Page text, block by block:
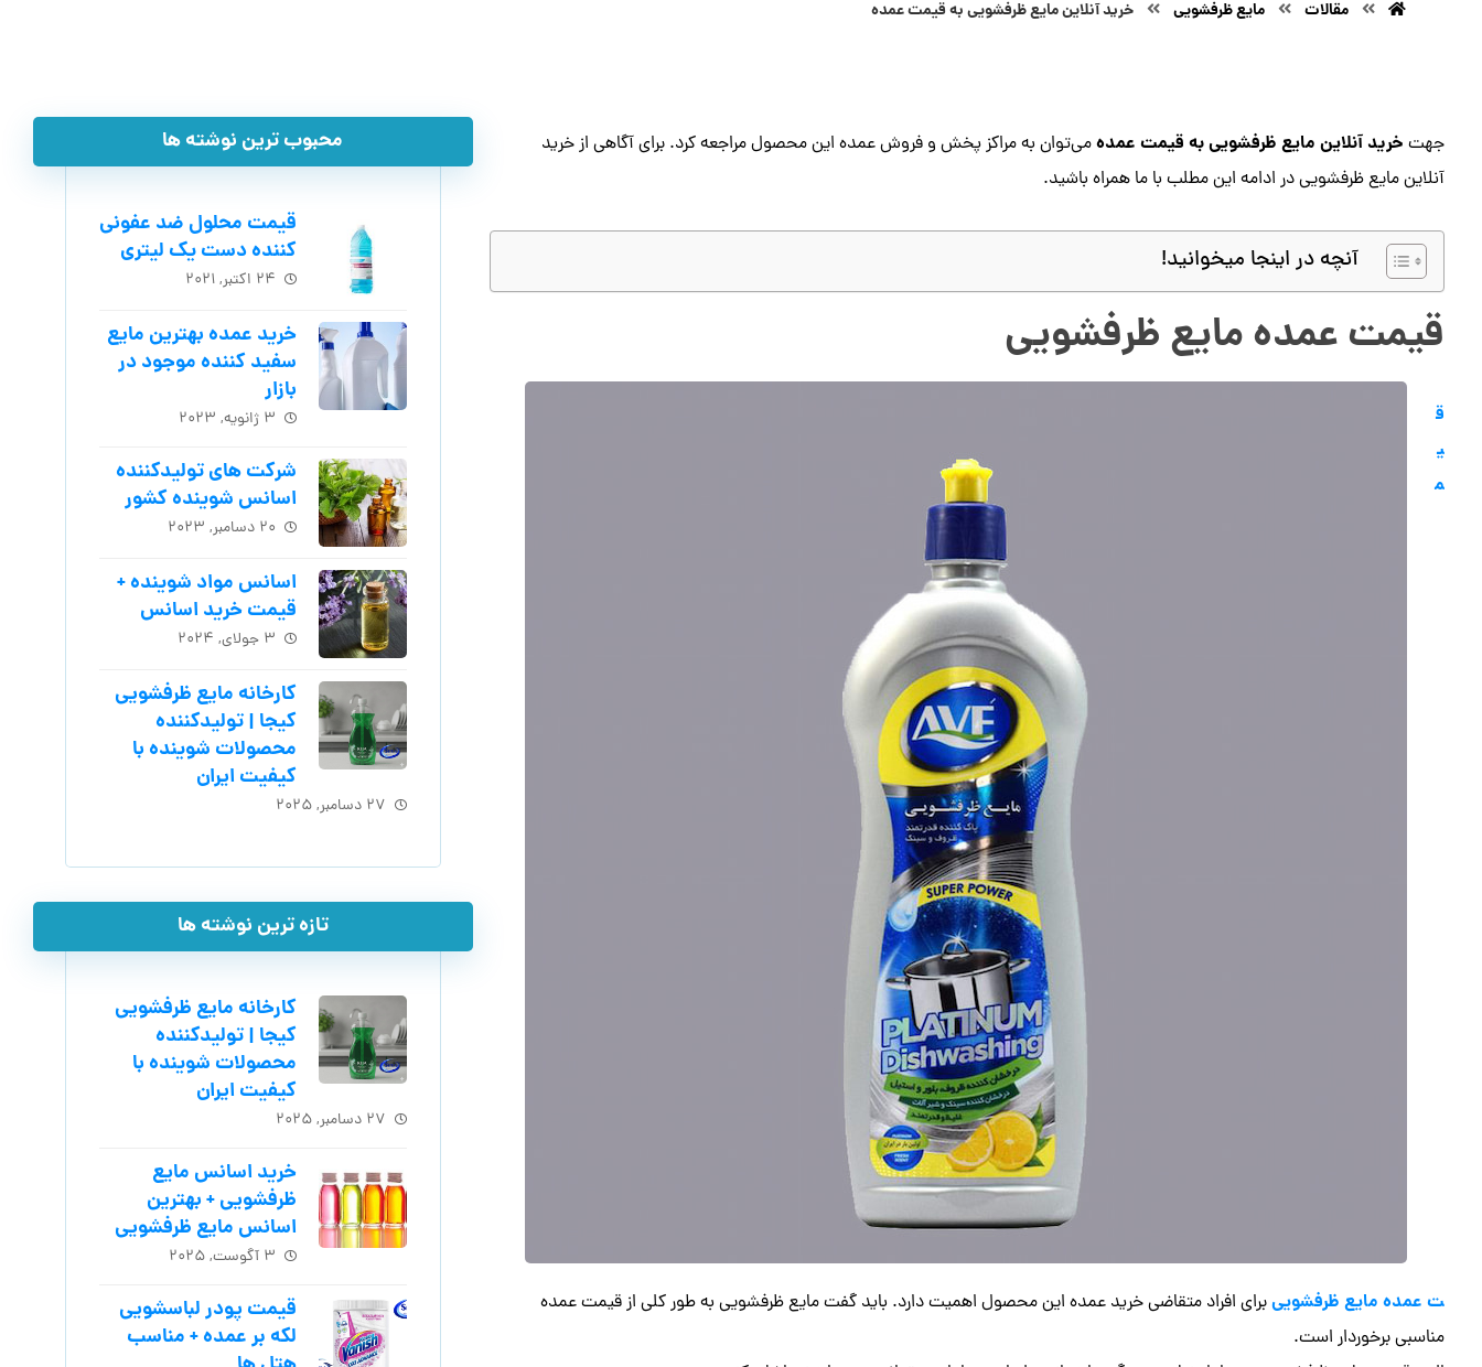
مقالات مایع ظرفشویی خرید آنلاین مایع ظرفشویی به قیمت عمده
جهت خرید آنلاین مایع ظرفشویی به قیمت عمدهمی‌توان به مراکز پخش و فروش عمده این محصول مراجعه کرد. برای آگاهی از خرید
آنلاین مایع ظرفشویی در ادامه این مطلب با ما همراه باشید.
آنچه در اینجا میخوانید!
قیمت عمده مایع ظرفشویی
ق
ی
م
ت عمده مایع ظرفشوییبرای افراد متقاضی خرید عمده این محصول اهمیت دارد. باید گفت مایع ظرفشویی به طور کلی از قیمت عمده
مناسبی برخوردار است.
محبوب ترین نوشته ها
قیمت محلول ضد عفونی
کننده دست یک لیتری
۲۴ اکتبر, ۲۰۲۱
خرید عمده بهترین مایع
سفید کننده موجود در
بازار
۳ ژانویه, ۲۰۲۳
شرکت های تولیدکننده
اسانس شوینده کشور
۲۰ دسامبر, ۲۰۲۳
اسانس مواد شوینده +
قیمت خرید اسانس
۳ جولای, ۲۰۲۴
کارخانه مایع ظرفشویی
کیجا | تولیدکننده
محصولات شوینده با
کیفیت ایران
۲۷ دسامبر, ۲۰۲۵
تازه ترین نوشته ها
کارخانه مایع ظرفشویی
کیجا | تولیدکننده
محصولات شوینده با
کیفیت ایران
۲۷ دسامبر, ۲۰۲۵
خرید اسانس مایع
ظرفشویی + بهترین
اسانس مایع ظرفشویی
۳ آگوست, ۲۰۲۵
قیمت پودر لباسشویی
لکه بر عمده + مناسب